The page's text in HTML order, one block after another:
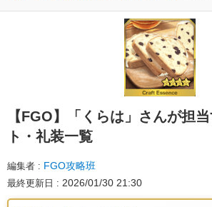
【FGO】
「くらは」さんが担
ト・礼装一覧
編集者 FGO攻略班
最終更新日 2026/01/30 21:30